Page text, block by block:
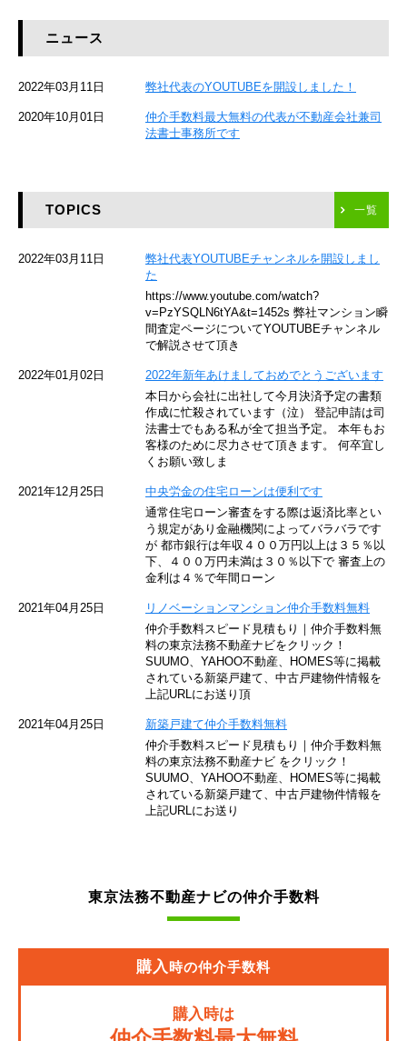
JR総武本線
京成本線
東海道新幹線
東京メトロ東西線
京王井の頭線
JR湘南新宿ライン
京王京王線
東京臨海高速鉄道
東急世田谷線
JR南武線
ニュース
2022年03月11日 弊社代表のYOUTUBEを開設しました！
2020年10月01日
仲介手数料最大無料の代表が不動産会社兼司
法書士事務所です
TOPICS 一覧
2022年03月11日
弊社代表YOUTUBEチャンネルを開設しまし
た
https://www.youtube.com/watch?
v=PzYSQLN6tYA&t=1452s 弊社マンション瞬
間査定ページについてYOUTUBEチャンネル
で解説させて頂き
2022年01月02日
2022年新年あけましておめでとうございます
本日から会社に出社して今月決済予定の書類
作成に忙殺されています（泣） 登記申請は司
法書士でもある私が全て担当予定。 本年もお
客様のために尽力させて頂きます。 何卒宜し
くお願い致しま
2021年12月25日
中央労金の住宅ローンは便利です
通常住宅ローン審査をする際は返済比率とい
う規定があり金融機関によってバラバラです
が 都市銀行は年収４００万円以上は３５％以
下、４００万円未満は３０％以下で 審査上の
金利は４％で年間ローン
2021年04月25日
リノベーションマンション仲介手数料無料
仲介手数料スピード見積もり｜仲介手数料無
料の東京法務不動産ナビをクリック！
SUUMO、YAHOO不動産、HOMES等に掲載
されている新築戸建て、中古戸建物件情報を
上記URLにお送り頂
2021年04月25日
新築戸建て仲介手数料無料
仲介手数料スピード見積もり｜仲介手数料無
料の東京法務不動産ナビ をクリック！
SUUMO、YAHOO不動産、HOMES等に掲載
されている新築戸建て、中古戸建物件情報を
上記URLにお送り
東京法務不動産ナビの仲介手数料
購入時の仲介手数料
購入時は